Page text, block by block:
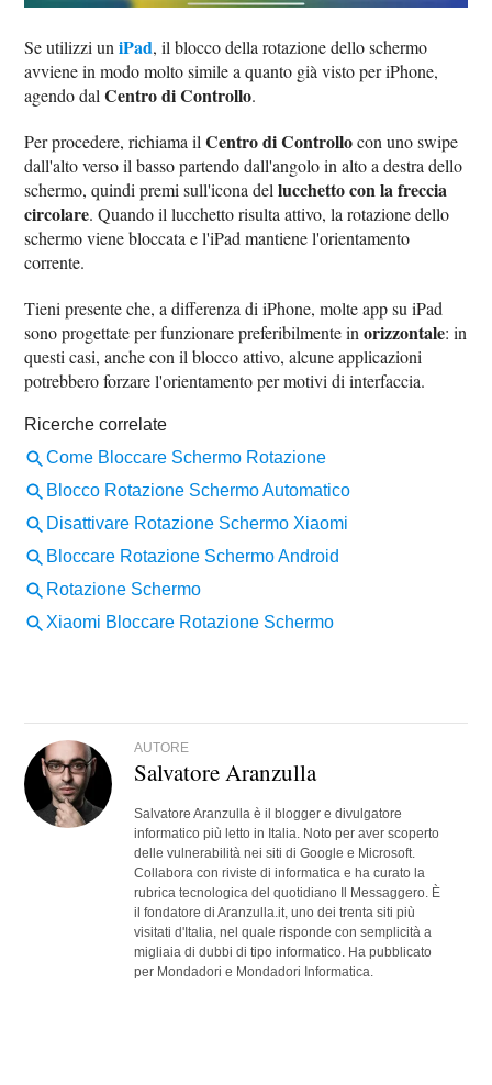
Se utilizzi uniPad, il blocco della rotazione dello schermo
avviene in modo molto simile a quanto già visto per iPhone,
agendo dalCentro di Controllo.
Per procedere, richiama ilCentro di Controllocon uno swipe
dall'alto verso il basso partendo dall'angolo in alto a destra dello
schermo, quindi premi sull'icona dellucchetto con la freccia
circolare. Quando il lucchetto risulta attivo, la rotazione dello
schermo viene bloccata e l'iPad mantiene l'orientamento
corrente.
Tieni presente che, a differenza di iPhone, molte app su iPad
sono progettate per funzionare preferibilmente inorizzontale: in
questi casi, anche con il blocco attivo, alcune applicazioni
potrebbero forzare l'orientamento per motivi di interfaccia.
AUTORE
Salvatore Aranzulla
Salvatore Aranzulla è il blogger e divulgatore
informatico più letto in Italia. Noto per aver scoperto
delle vulnerabilità nei siti di Google e Microsoft.
Collabora con riviste di informatica e ha curato la
rubrica tecnologica del quotidiano Il Messaggero. È
il fondatore di Aranzulla.it, uno dei trenta siti più
visitati d'Italia, nel quale risponde con semplicità a
migliaia di dubbi di tipo informatico. Ha pubblicato
per Mondadori e Mondadori Informatica.